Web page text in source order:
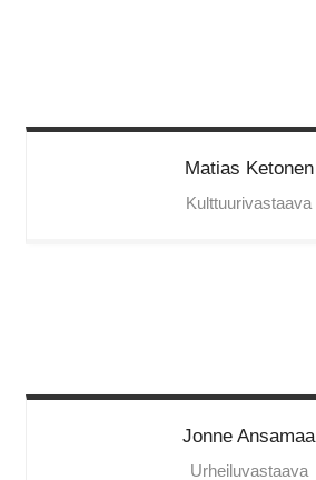
Matias Ketonen
Kulttuurivastaava
Jonne Ansamaa
Urheiluvastaava